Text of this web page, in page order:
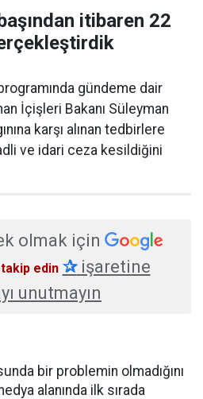
itibaren 22
gündeme dair
İçişleri Bakanı Süleyman
karşı alınan tedbirlere
ve idari ceza kesildiğini
olmak için
edin ✰işaretine
unutmayın
bir problemin olmadığını
alanında ilk sırada